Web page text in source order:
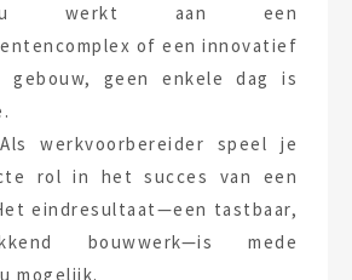
werkt aan een
of een innovatief
gebouw, geen enkele dag is
Als werkvoorbereider speel je
rol in het succes van een
eindresultaat—een tastbaar,
bouwwerk—is mede
mogelijk.